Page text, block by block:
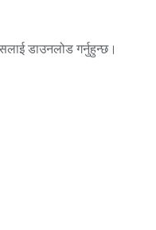
डाउनलोड गर्नुहुन्छ।